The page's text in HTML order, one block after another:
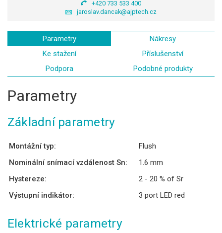
+420 733 533 400
jaroslav.dancak@ajptech.cz
Parametry
Nákresy
Ke stažení
Příslušenství
Podpora
Podobné produkty
Parametry
Základní parametry
Montážní typ:
Flush
Nominální snímací vzdálenost Sn:
1.6 mm
Hystereze:
2 - 20 % of Sr
Výstupní indikátor:
3 port LED red
Elektrické parametry